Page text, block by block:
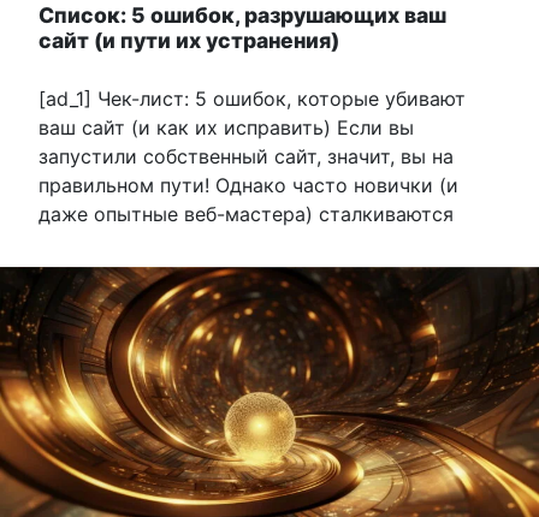
Список: 5 ошибок, разрушающих ваш
сайт (и пути их устранения)
[ad_1] Чек-лист: 5 ошибок, которые убивают
ваш сайт (и как их исправить) Если вы
запустили собственный сайт, значит, вы на
правильном пути! Однако часто новички (и
даже опытные веб-мастера) сталкиваются